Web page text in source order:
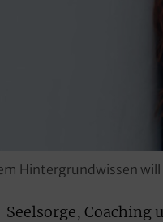
Hintergrundwissen
Seelsorge, Coaching